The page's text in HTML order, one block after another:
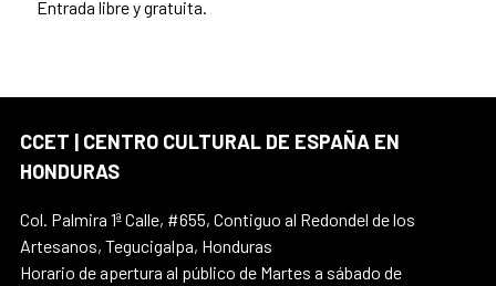
Entrada libre y gratuita.
CCET | CENTRO CULTURAL DE ESPAÑA EN
HONDURAS
Col. Palmira 1ª Calle, #655, Contiguo al Redondel de los
Artesanos, Tegucigalpa, Honduras
Horario de apertura al público de Martes a sábado de